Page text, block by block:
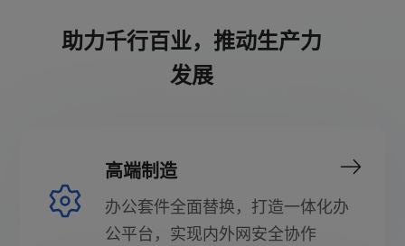
助力千行百业，推动生产力
发展
高端制造
办公套件全面替换，打造一体化办
公平台，实现内外网安全协作